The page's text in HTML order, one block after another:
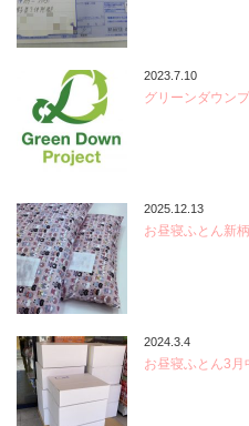
2023.7.10
グリーンダウン
2025.12.13
お昼寝ふとん新
2024.3.4
お昼寝ふとん3月